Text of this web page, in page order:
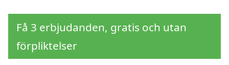
Få 3 erbjudanden, gratis och utan
förpliktelser